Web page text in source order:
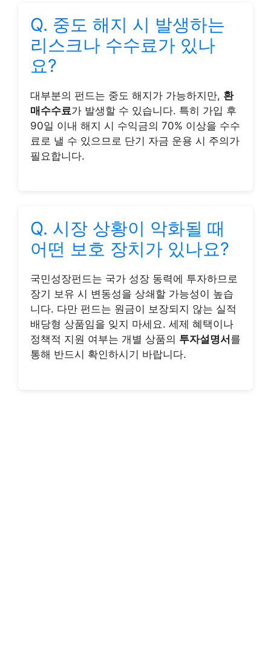
Q. 중도 해지 시 발생하는
리스크나 수수료가 있나
요?
대부분의 펀드는 중도 해지가 가능하지만, 환
매수수료가 발생할 수 있습니다. 특히 가입 후
90일 이내 해지 시 수익금의 70% 이상을 수수
료로 낼 수 있으므로 단기 자금 운용 시 주의가
필요합니다.
Q. 시장 상황이 악화될 때
어떤 보호 장치가 있나요?
국민성장펀드는 국가 성장 동력에 투자하므로
장기 보유 시 변동성을 상쇄할 가능성이 높습
니다. 다만 펀드는 원금이 보장되지 않는 실적
배당형 상품임을 잊지 마세요. 세제 혜택이나
정책적 지원 여부는 개별 상품의 투자설명서 를
통해 반드시 확인하시기 바랍니다.